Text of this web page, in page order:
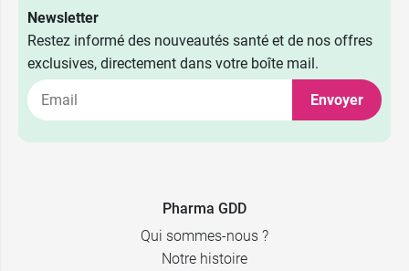
Newsletter
Restez informé des nouveautés santé et de nos offres
exclusives, directement dans votre boîte mail.
Envoyer
Pharma GDD
Qui sommes-nous ?
Notre histoire